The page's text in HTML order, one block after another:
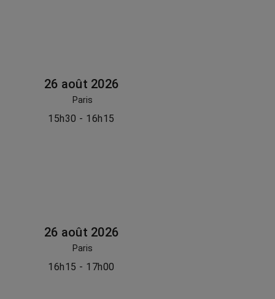
26 août 2026
Paris
15h30 - 16h15
26 août 2026
Paris
16h15 - 17h00